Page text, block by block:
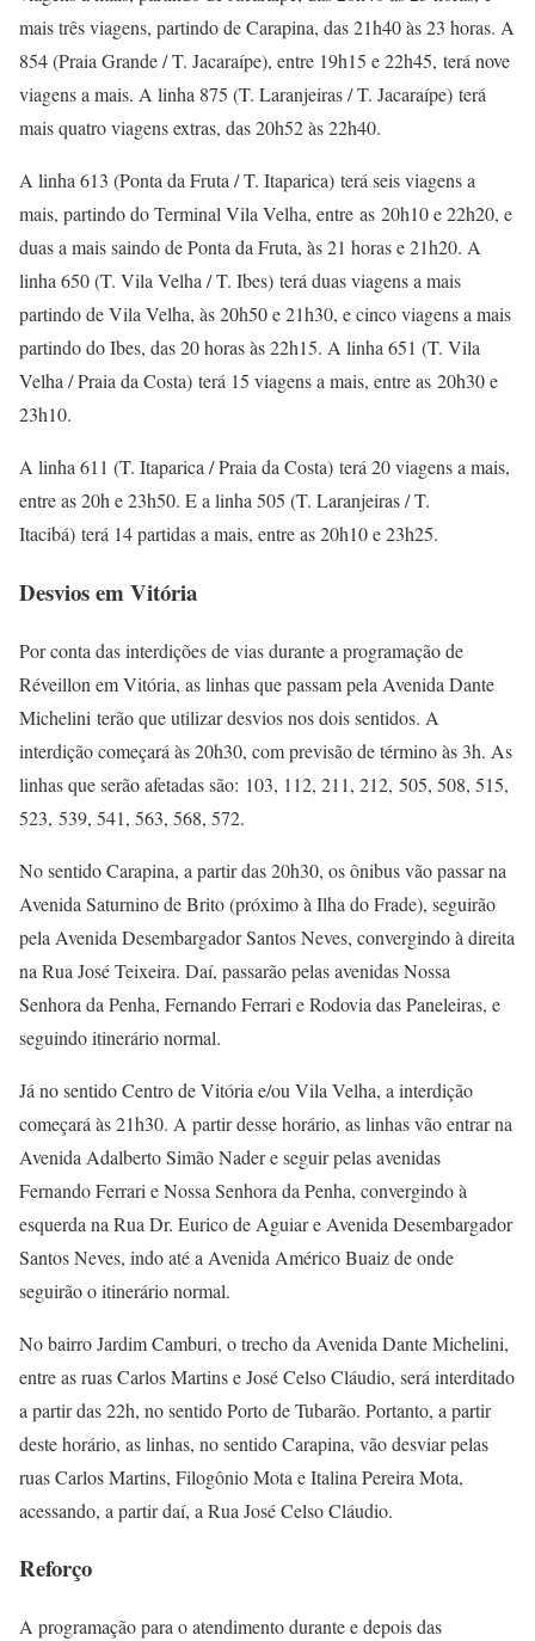
mais três viagens, partindo de Carapina, das 21h40 às 23 horas. A
854 (Praia Grande / T. Jacaraípe), entre 19h15 e 22h45, terá nove
viagens a mais. A linha 875 (T. Laranjeiras / T. Jacaraípe) terá
mais quatro viagens extras, das 20h52 às 22h40.
A linha 613 (Ponta da Fruta / T. Itaparica) terá seis viagens a
mais, partindo do Terminal Vila Velha, entre as 20h10 e 22h20, e
duas a mais saindo de Ponta da Fruta, às 21 horas e 21h20. A
linha 650 (T. Vila Velha / T. Ibes) terá duas viagens a mais
partindo de Vila Velha, às 20h50 e 21h30, e cinco viagens a mais
partindo do Ibes, das 20 horas às 22h15. A linha 651 (T. Vila
Velha / Praia da Costa) terá 15 viagens a mais, entre as 20h30 e
23h10.
A linha 611 (T. Itaparica / Praia da Costa) terá 20 viagens a mais,
entre as 20h e 23h50. E a linha 505 (T. Laranjeiras / T.
Itacibá) terá 14 partidas a mais, entre as 20h10 e 23h25.
Desvios em Vitória
Por conta das interdições de vias durante a programação de
Réveillon em Vitória, as linhas que passam pela Avenida Dante
Michelini terão que utilizar desvios nos dois sentidos. A
interdição começará às 20h30, com previsão de término às 3h. As
linhas que serão afetadas são: 103, 112, 211, 212, 505, 508, 515,
523, 539, 541, 563, 568, 572.
No sentido Carapina, a partir das 20h30, os ônibus vão passar na
Avenida Saturnino de Brito (próximo à Ilha do Frade), seguirão
pela Avenida Desembargador Santos Neves, convergindo à direita
na Rua José Teixeira. Daí, passarão pelas avenidas Nossa
Senhora da Penha, Fernando Ferrari e Rodovia das Paneleiras, e
seguindo itinerário normal.
Já no sentido Centro de Vitória e/ou Vila Velha, a interdição
começará às 21h30. A partir desse horário, as linhas vão entrar na
Avenida Adalberto Simão Nader e seguir pelas avenidas
Fernando Ferrari e Nossa Senhora da Penha, convergindo à
esquerda na Rua Dr. Eurico de Aguiar e Avenida Desembargador
Santos Neves, indo até a Avenida Américo Buaiz de onde
seguirão o itinerário normal.
No bairro Jardim Camburi, o trecho da Avenida Dante Michelini,
entre as ruas Carlos Martins e José Celso Cláudio, será interditado
a partir das 22h, no sentido Porto de Tubarão. Portanto, a partir
deste horário, as linhas, no sentido Carapina, vão desviar pelas
ruas Carlos Martins, Filogônio Mota e Italina Pereira Mota,
acessando, a partir daí, a Rua José Celso Cláudio.
Reforço
A programação para o atendimento durante e depois das